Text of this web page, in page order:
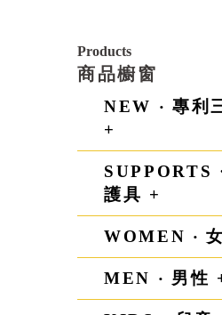
Products
商品櫥窗
NEW ‧ 專利
+
SUPPORTS
護具 +
WOMEN ‧
MEN ‧ 男性